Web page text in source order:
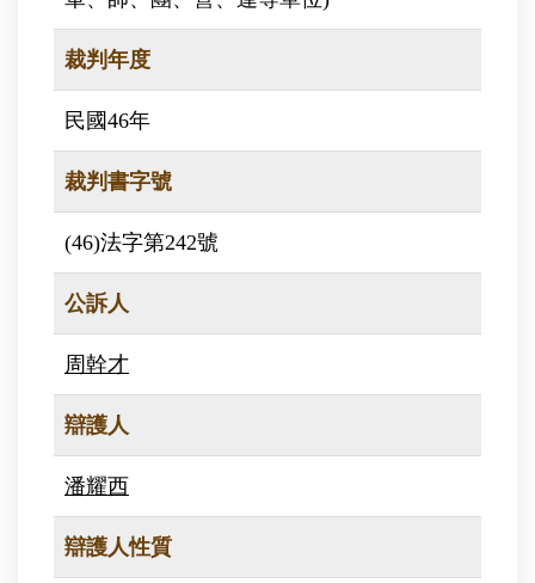
裁判年度
民國46年
裁判書字號
(46)法字第242號
公訴人
周幹才
辯護人
潘耀西
辯護人性質